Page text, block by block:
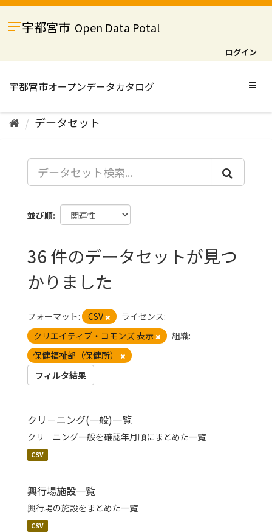
ス
宇都宮市 Open Data Potal
ログイン
データセット
並び順
36 件のデータセットが見つ
かりました
フォーマット: CSV
ライセンス:
クリエイティブ・コモンズ 表示
組織:
保健福祉部（保健所）
フィルタ結果
クリ－ニング(一般)一覧
クリ－ニング一般を確認年月順にまとめた一覧
CSV
興行場施設一覧
興行場の施設をまとめた一覧
CSV